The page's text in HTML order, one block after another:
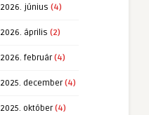
2026. június (4)
2026. április (2)
2026. február(4)
2025. december(4)
2025. október(4)